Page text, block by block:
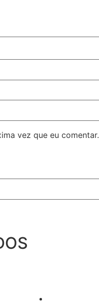
vez que eu comentar.